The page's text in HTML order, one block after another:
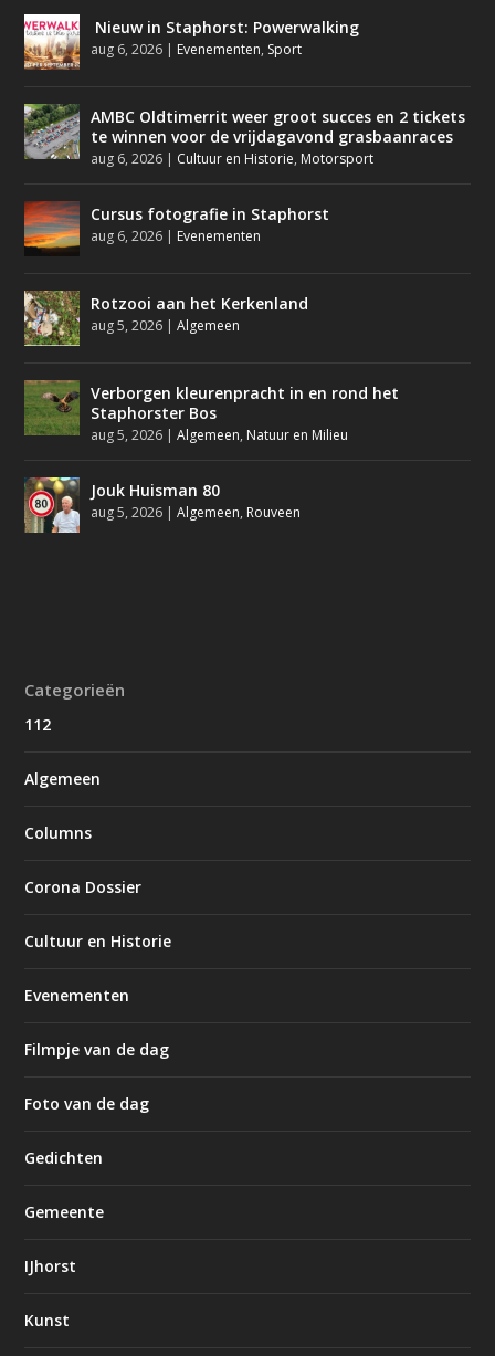
Nieuw in Staphorst: Powerwalking
aug 6, 2026 Evenementen, Sport
AMBC Oldtimerrit weer groot succes en 2 tickets
te winnen voor de vrijdagavond grasbaanraces
aug 6, 2026 Cultuur en Historie, Motorsport
Cursus fotografie in Staphorst
aug 6, 2026 Evenementen
Rotzooi aan het Kerkenland
aug 5, 2026 |Algemeen
Verborgen kleurenpracht in en rond het
Staphorster Bos
aug 5, 2026 |Algemeen, Natuur en Milieu
Jouk Huisman 80
aug 5, 2026 |Algemeen, Rouveen
Categorieën
112
Algemeen
Columns
Corona Dossier
Cultuur en Historie
Evenementen
Filmpje van de dag
Foto van de dag
Gedichten
Gemeente
IJhorst
Kunst